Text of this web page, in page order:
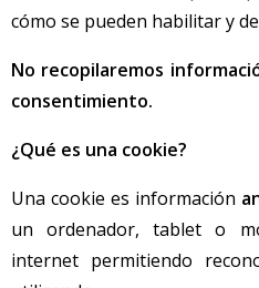
cómo se pueden habilitar y
No recopilaremos
consentimiento.
¿Qué es una cookie?
Una cookie es información
un ordenador, tablet o
internet permitiendo